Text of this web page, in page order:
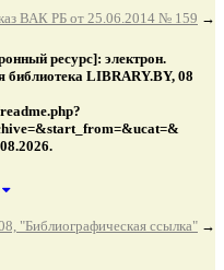
ВАК РБ от 25.06.2014 № 159 →
ресурс]: электрон.
LIBRARY.BY, 08
"Библиографическая ссылка" →